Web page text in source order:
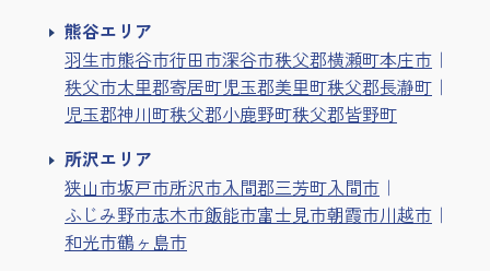
熊谷エリア
羽生市熊谷市行田市深谷市秩父郡横瀬町本庄市
秩父市大里郡寄居町児玉郡美里町秩父郡長瀞町
児玉郡神川町秩父郡小鹿野町秩父郡皆野町
所沢エリア
狭山市坂戸市所沢市入間郡三芳町入間市
ふじみ野市志木市飯能市富士見市朝霞市川越市
和光市鶴ヶ島市